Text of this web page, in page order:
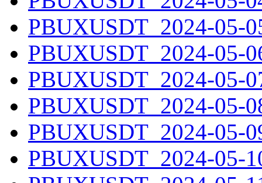
PBUXUSDT_2024-05-
PBUXUSDT_2024-05-
PBUXUSDT_2024-05-
PBUXUSDT_2024-05-
PBUXUSDT_2024-05-
PBUXUSDT_2024-05-